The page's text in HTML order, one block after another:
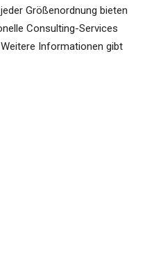
Größenordnung bieten
Consulting-Services
Informationen gibt